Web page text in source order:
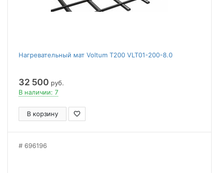
Нагревательный мат Voltum Т200 VLT01-200-8.0
32 500 руб.
В наличии: 7
В корзину
696196